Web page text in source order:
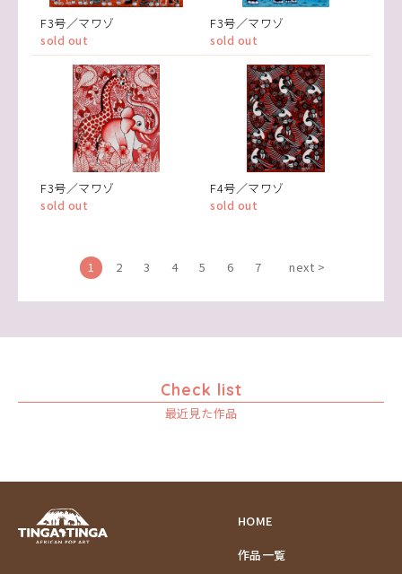
F3号／マワゾ
sold out
F3号／マワゾ
sold out
F3号／マワゾ
sold out
F4号／マワゾ
sold out
1 2 3 4 5 6 7 next >
Check list
最近見た作品
HOME
作品一覧